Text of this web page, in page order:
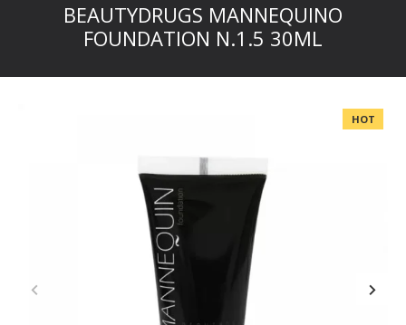
BEAUTYDRUGS MANNEQUINO
FOUNDATION N.1.5 30ML
HOT